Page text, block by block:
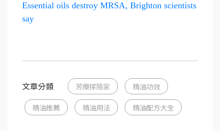
Essential oils destroy MRSA, Brighton scientists
say
文章分類 芳療探險家 精油功效
精油推薦 精油用法 精油配方大全